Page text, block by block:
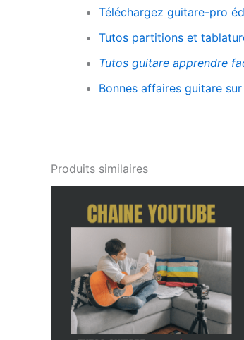
Téléchargez guitare-pro
Tutos partitions et
Tutos guitare apprendre
Bonnes affaires guitare
Produits similaires